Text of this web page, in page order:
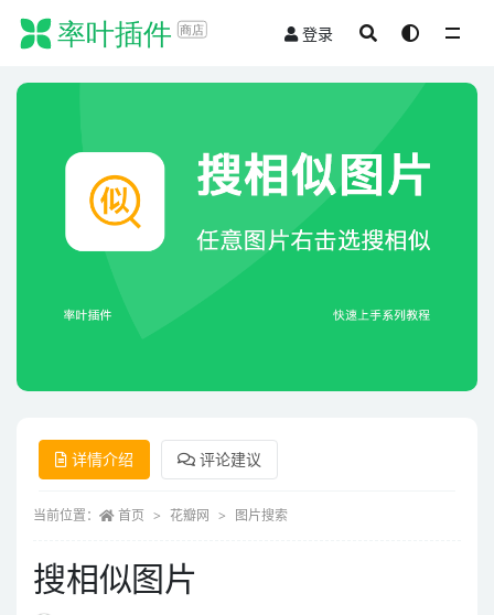
登录
详情介绍 评论建议
当前位置： 首页 花瓣网 图片搜索
搜相似图片